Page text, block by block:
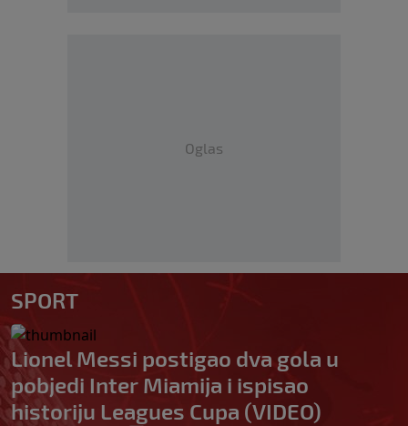
Oglas
SPORT
Lionel Messi postigao dva gola u
pobjedi Inter Miamija i ispisao
historiju Leagues Cupa (VIDEO)